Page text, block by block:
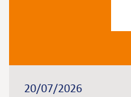
20/07/2026